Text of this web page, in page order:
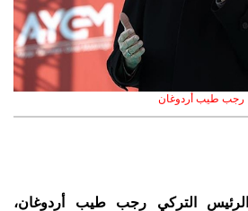
رجب طيب أردوغان
الرئيس التركي رجب طيب أردوغان،